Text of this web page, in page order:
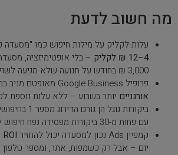
מה חשוב לדעת
עלות-לקליק על מילות חיפוש כמו "מסעדה
4–12 ₪ לקליק
3,000 ₪ בחודש על תנועה שלא מגיעה לשולחן.
פרופיל Google Business מאופטם מניב בממוצע
אורגניים יותר בשבוע – ללא עלות נוספת
ביקורות גוגל
עם פחות מ-30 ביקורות מפסידה נפח חיפוש ל-30–40% מהמתחרים.
קמפיין Ads נכון למסעדה יכול להחזיר
ROI של 300–500%
יום – אבל רק כשמפות, אתר, ומספר טלפון